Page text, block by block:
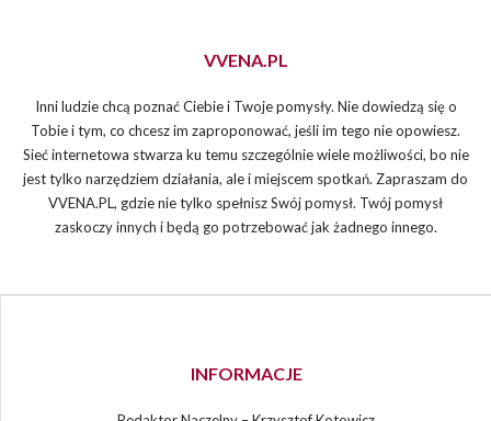
VVENA.PL
Inni ludzie chcą poznać Ciebie i Twoje pomysły. Nie dowiedzą się o
Tobie i tym, co chcesz im zaproponować, jeśli im tego nie opowiesz.
Sieć internetowa stwarza ku temu szczególnie wiele możliwości, bo nie
jest tylko narzędziem działania, ale i miejscem spotkań. Zapraszam do
VVENA.PL, gdzie nie tylko spełnisz Swój pomysł. Twój pomysł
zaskoczy innych i będą go potrzebować jak żadnego innego.
INFORMACJE